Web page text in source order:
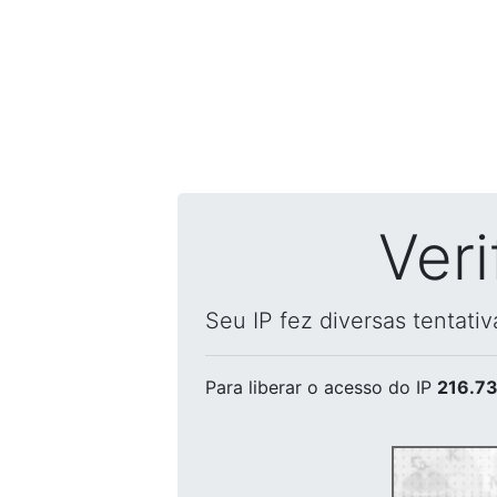
Seu IP fez diversas
Para liberar o acesso do IP